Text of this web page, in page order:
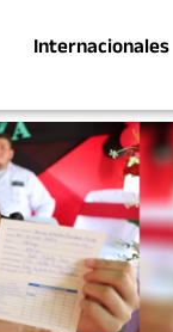
Internacionales